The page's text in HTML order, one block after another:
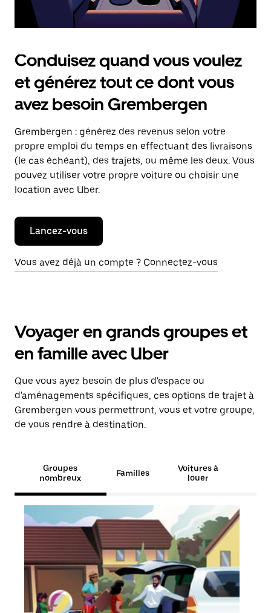
Conduisez quand vous voulez
et générez tout ce dont vous
avez besoin Grembergen
Grembergen : générez des revenus selon votre
propre emploi du temps en effectuant des livraisons
(le cas échéant), des trajets, ou même les deux. Vous
pouvez utiliser votre propre voiture ou choisir une
location avec Uber.
Lancez-vous
Vous avez déjà un compte ? Connectez-vous
Voyager en grands groupes et
en famille avec Uber
Que vous ayez besoin de plus d'espace ou
d'aménagements spécifiques, ces options de trajet à
Grembergen vous permettront, vous et votre groupe,
de vous rendre à destination.
Groupes
nombreux
Familles
Voitures à
louer